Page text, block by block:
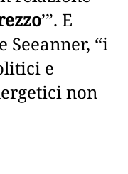
’”. E
Seeanner, “i
e
non